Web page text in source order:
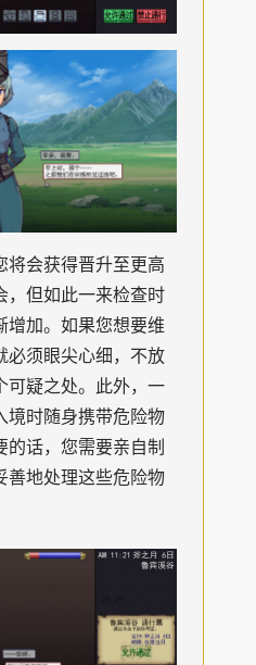
将会获得晋升至更高
，但如此一来检查时
增加。如果您想要维
必须眼尖心细，不放
可疑之处。此外，一
境时随身携带危险物
的话，您需要亲自制
善地处理这些危险物